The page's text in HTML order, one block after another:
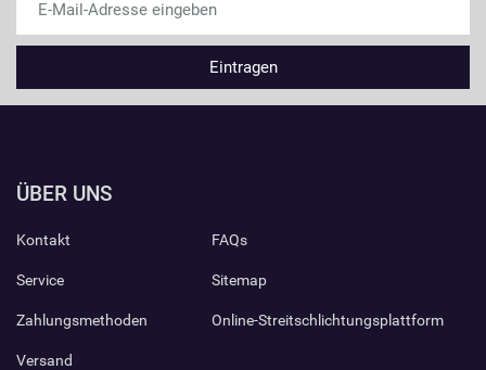
ÜBER UNS
Kontakt
Service
Zahlungsmethoden
Versand
FAQs
Sitemap
Online-Streitschlichtungsplattform